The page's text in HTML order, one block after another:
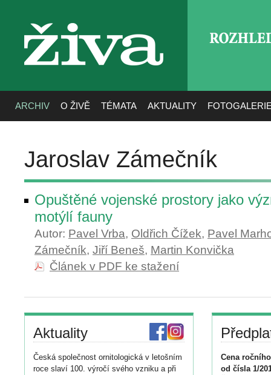
živa
ARCHIV O ŽIVĚ TÉMATA AKTUALITY
Jaroslav Zámečník
Opuštěné vojenské prostory jako
motýlí fauny
Autor: Pavel Vrba, Oldřich Čížek, Pavel
Zámečník, Jiří Beneš, Martin Konvička
Článek v PDF ke stažení
Aktuality
Česká společnost ornitologická v letošním
roce slaví 100. výročí svého vzniku a při
Cena
od čísla 1/